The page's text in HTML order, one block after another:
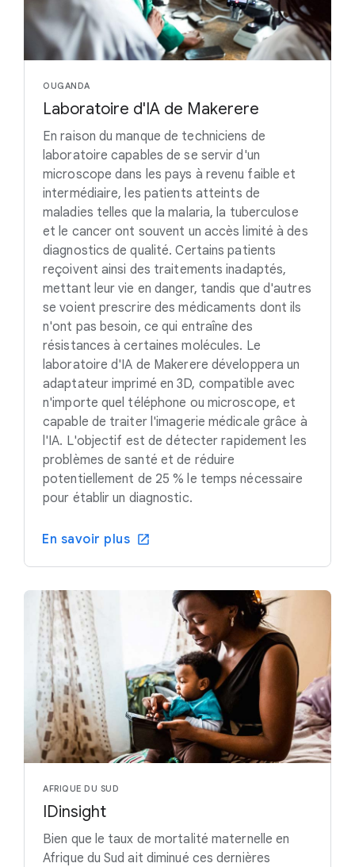
OUGANDA
Laboratoire d'IA de Makerere
En raison du manque de techniciens de
laboratoire capables de se servir d'un
microscope dans les pays à revenu faible et
intermédiaire, les patients atteints de
maladies telles que la malaria, la tuberculose
et le cancer ont souvent un accès limité à des
diagnostics de qualité. Certains patients
reçoivent ainsi des traitements inadaptés,
mettant leur vie en danger, tandis que d'autres
se voient prescrire des médicaments dont ils
n'ont pas besoin, ce qui entraîne des
résistances à certaines molécules. Le
laboratoire d'IA de Makerere développera un
adaptateur imprimé en 3D, compatible avec
n'importe quel téléphone ou microscope, et
capable de traiter l'imagerie médicale grâce à
l'IA. L'objectif est de détecter rapidement les
problèmes de santé et de réduire
potentiellement de 25 % le temps nécessaire
pour établir un diagnostic.
En savoir plus
AFRIQUE DU SUD
IDinsight
Bien que le taux de mortalité maternelle en
Afrique du Sud ait diminué ces dernières